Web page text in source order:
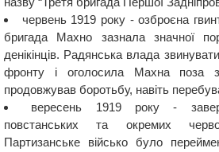
червень 1919 року - озброєна
бригада Махно зазнала значної
денікінців. Радянська влада
фронту і оголосила Махна поза
продовжував боротьбу, навіть
вересень 1919 року -
повстанських та окремих
Партизанське військо було